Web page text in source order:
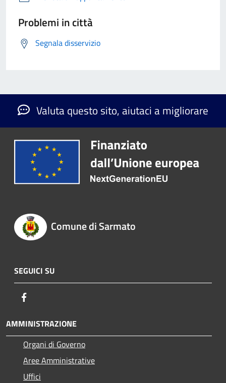
Problemi in città
Segnala disservizio
Valuta questo sito, aiutaci a migliorare
Comune di Sarmato
SEGUICI SU
AMMINISTRAZIONE
Organi di Governo
Aree Amministrative
Uffici